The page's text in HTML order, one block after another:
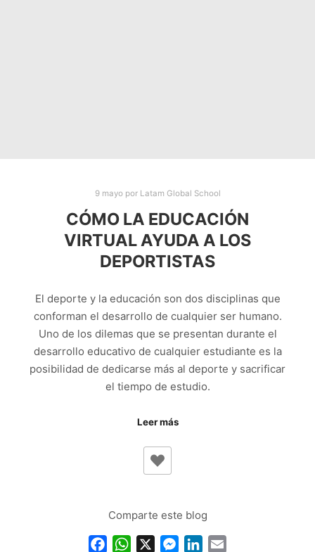
9 mayopor Latam Global School
CÓMO LA EDUCACIÓN
VIRTUAL AYUDA A LOS
DEPORTISTAS
El deporte y la educación son dos disciplinas que
conforman el desarrollo de cualquier ser humano.
Uno de los dilemas que se presentan durante el
desarrollo educativo de cualquier estudiante es la
posibilidad de dedicarse más al deporte y sacrificar
el tiempo de estudio.
Leer más
Comparte este blog
FacebookWhatsApp Messenger
LinkedIn